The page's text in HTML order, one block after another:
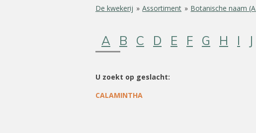
De kwekerij » Assortiment » Botanische naam
A B C D E F G H I J
U zoekt op geslacht:
CALAMINTHA